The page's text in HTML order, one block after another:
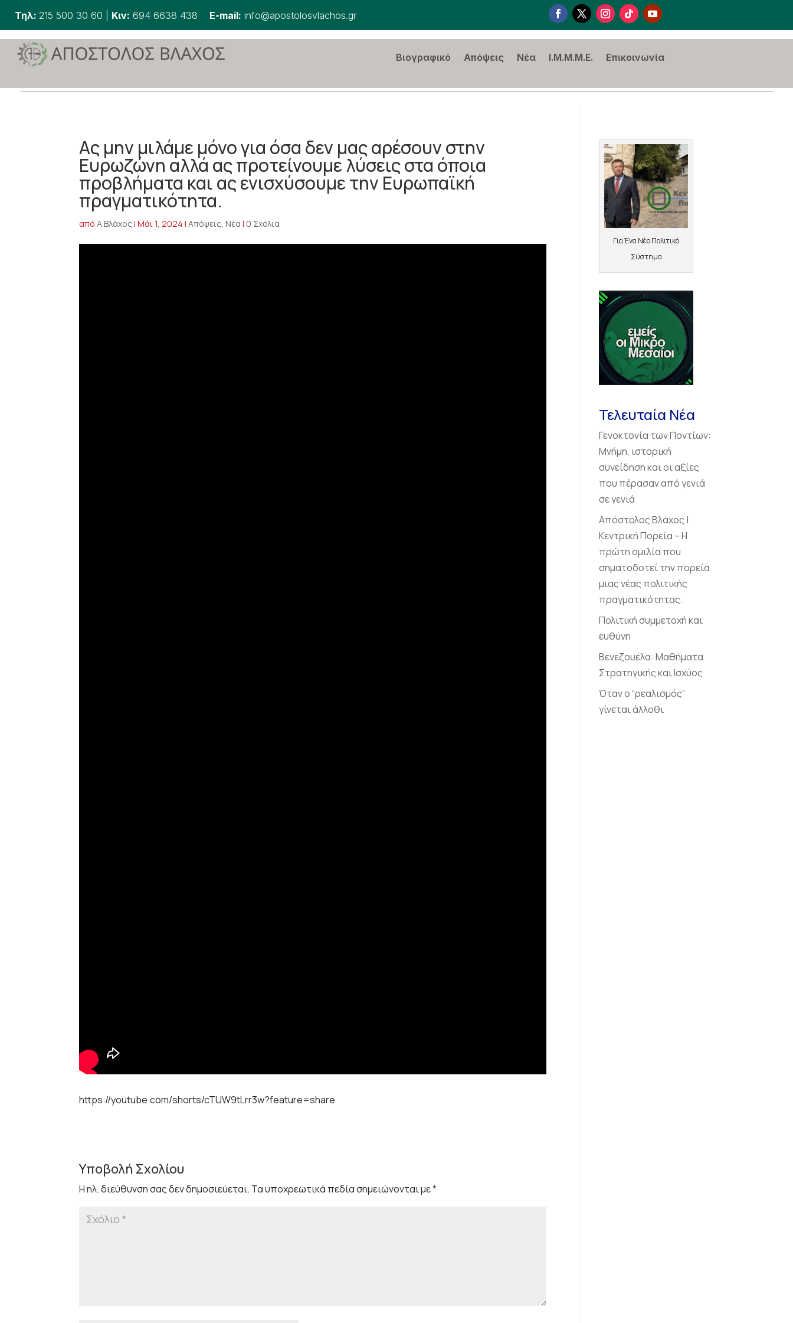
Τηλ: 215 500 30 60 Κιν: 694 6638 438 E-mail: info@apostolosvlachos.gr
Βιογραφικό Απόψεις Νέα I.M.M.M.E. Επικοινωνία
Ας μην μιλάμε μόνο για όσα δεν μας αρέσουν στην
Ευρωζώνη αλλά ας προτείνουμε λύσεις στα όποια
προβλήματα και ας ενισχύσουμε την Ευρωπαϊκή
πραγματικότητα.
απόΑ.Βλάχος|Μάι 1, 2024 |Απόψεις, Νέα | 0 Σχόλια
https://youtube.com/shorts/cTUW9tLrr3w?feature=share
Υποβολή Σχολίου
Η ηλ. διεύθυνση σας δεν δημοσιεύεται. Τα υποχρεωτικά πεδία σημειώνονται με*
Για Ένα Νέο Πολιτικό
Σύστημα
Τελευταία Νέα
Γενοκτονία των Ποντίων:
Μνήμη, ιστορική
συνείδηση και οι αξίες
που πέρασαν από γενιά
σε γενιά
Απόστολος Βλάχος |
Κεντρική Πορεία – Η
πρώτη ομιλία που
σηματοδοτεί την πορεία
μιας νέας πολιτικής
πραγματικότητας.
Πολιτική συμμετοχή και
ευθύνη
Βενεζουέλα: Μαθήματα
Στρατηγικής και Ισχύος
Όταν ο “ρεαλισμός”
γίνεται άλλοθι